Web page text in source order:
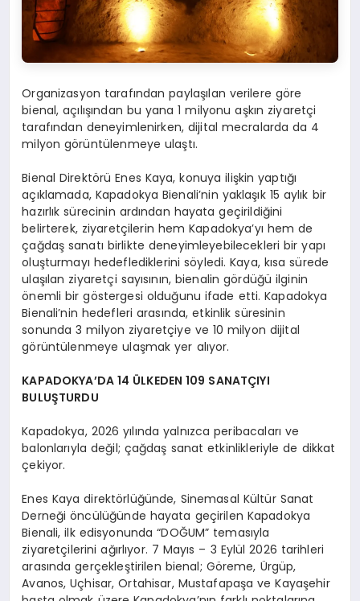
Organizasyon tarafından paylaşılan verilere göre
bienal, açılışından bu yana 1 milyonu aşkın ziyaretçi
tarafından deneyimlenirken, dijital mecralarda da 4
milyon görüntülenmeye ulaştı.
Bienal Direktörü Enes Kaya, konuya ilişkin yaptığı
açıklamada, Kapadokya Bienali’nin yaklaşık 15 aylık bir
hazırlık sürecinin ardından hayata geçirildiğini
belirterek, ziyaretçilerin hem Kapadokya’yı hem de
çağdaş sanatı birlikte deneyimleyebilecekleri bir yapı
oluşturmayı hedeflediklerini söyledi. Kaya, kısa sürede
ulaşılan ziyaretçi sayısının, bienalin gördüğü ilginin
önemli bir göstergesi olduğunu ifade etti. Kapadokya
Bienali’nin hedefleri arasında, etkinlik süresinin
sonunda 3 milyon ziyaretçiye ve 10 milyon dijital
görüntülenmeye ulaşmak yer alıyor.
KAPADOKYA’DA 14 ÜLKEDEN 109 SANATÇIYI
BULUŞTURDU
Kapadokya, 2026 yılında yalnızca peribacaları ve
balonlarıyla değil; çağdaş sanat etkinlikleriyle de dikkat
çekiyor.
Enes Kaya direktörlüğünde, Sinemasal Kültür Sanat
Derneği öncülüğünde hayata geçirilen Kapadokya
Bienali, ilk edisyonunda “DOĞUM” temasıyla
ziyaretçilerini ağırlıyor. 7 Mayıs – 3 Eylül 2026 tarihleri
arasında gerçekleştirilen bienal; Göreme, Ürgüp,
Avanos, Uçhisar, Ortahisar, Mustafapaşa ve Kayaşehir